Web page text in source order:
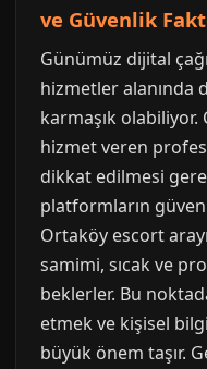
ve Güvenlik
Günümüz dijital
hizmetler alanında
karmaşık
hizmet veren
dikkat edilmesi
platformların
Ortaköy escort
samimi, sıcak ve
beklerler. Bu
etmek ve kişisel
büyük önem taşır.